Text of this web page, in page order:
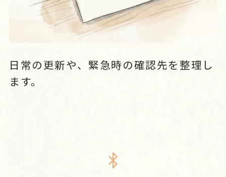
日常の更新や、緊急時の確認先を整理し
ます。